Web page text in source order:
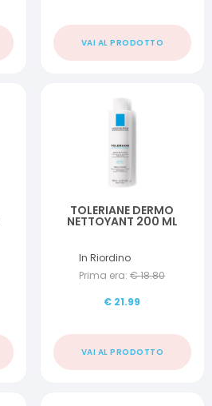
VAI AL PRODOTTO
TOLERIANE DERMO
NETTOYANT 200 ML
In Riordino
Prima era: €18.80
€ 21.99
VAI AL PRODOTTO